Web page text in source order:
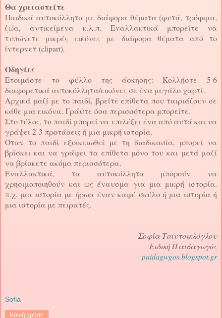
Θα χρειαστείτε
Παιδικά αυτοκόλλητα με διάφορα θέματα (φυτά, τρόφιμα,
ζώα, αντικείμενα κ.λ.π. Εναλλακτικά μπορείτε να
τυπώνετε μικρές εικόνες με διάφορα θέματα από το
ίντερνετ (clipart).
Οδηγίες
Ετοιμάστε το φύλλο της άσκησης: Κολλήστε 5-6
διαφορετικά αυτοκόλλητα/εικόνες σε ένα μεγάλο χαρτί.
Αρχικά μαζί με το παιδί, βρείτε επίθετα που ταιριάζουν σε
κάθε μια εικόνα. Γράψτε όσα περισσότερα μπορείτε.
Στο τέλος, το παιδί μπορεί να επιλέξει ένα από αυτά και να
γράψει 2-3 προτάσεις ή μια μικρή ιστορία.
Όταν το παιδί εξοικειωθεί με τη διαδικασία, μπορεί να
βρίσκει και να γράφει τα επίθετα μόνο του και μετά μαζί
να βρίσκετε ακόμα περισσότερα.
Εναλλακτικά, τα αυτοκόλλητα μπορούν να
χρησιμοποιηθούν και ως έναυσμα για μια μικρή ιστορία.
π.χ. μια ιστορία με ήρωα έναν καφέ σκύλο ή μια ιστορία ή
μια ιστορία με πειρατές.
Σοφία Τσιντσικλόγλου
Ειδική Παιδαγωγός
paidagwgos.blogspot.gr
Sofia
Κοινή χρήση